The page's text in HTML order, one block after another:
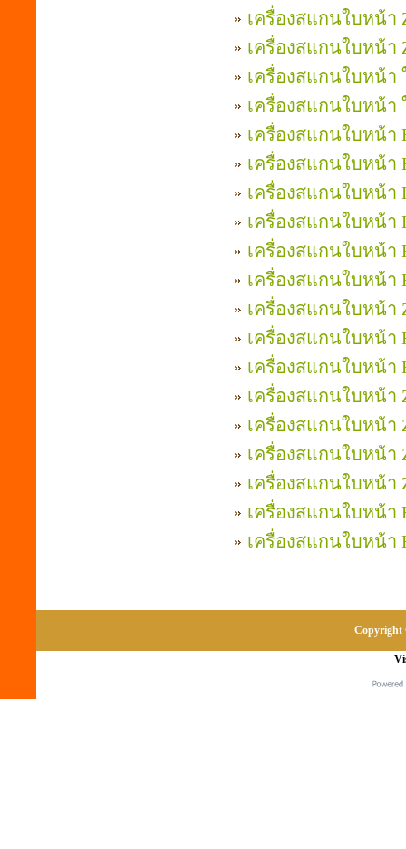
เครื่องสแกนใบหน้า
เครื่องสแกนใบหน้า
เครื่องสแกนใบหน้า
เครื่องสแกนใบหน้า
เครื่องสแกนใบหน้า
เครื่องสแกนใบหน้า
เครื่องสแกนใบหน้า
เครื่องสแกนใบหน้า
เครื่องสแกนใบหน้า
เครื่องสแกนใบหน้า
เครื่องสแกนใบหน้า
เครื่องสแกนใบหน้า
เครื่องสแกนใบหน้า
เครื่องสแกนใบหน้า
เครื่องสแกนใบหน้า
เครื่องสแกนใบหน้า
เครื่องสแกนใบหน้า
เครื่องสแกนใบหน้า
เครื่องสแกนใบหน้า
Copyright